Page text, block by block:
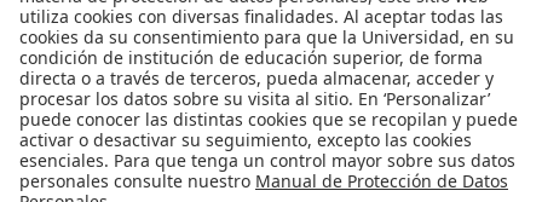
cerosetenta@uniandes.edu.co
BOGOTÁ, COLOMBIA
NEWSLETTER